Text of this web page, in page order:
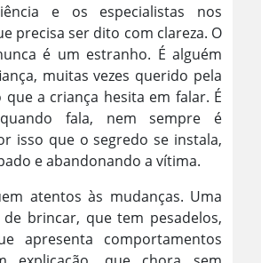
e os especialistas nos
precisa ser dito com clareza. O
é um estranho. É alguém
muitas vezes querido pela
a criança hesita em falar. É
fala, nem sempre é
isso que o segredo se instala,
e abandonando a vítima.
atentos às mudanças. Uma
brincar, que tem pesadelos,
apresenta comportamentos